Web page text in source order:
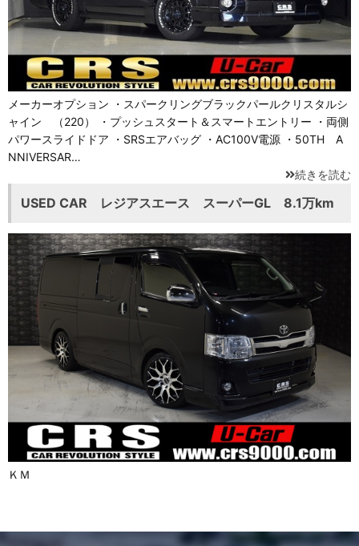
メーカーオプション ・スパークリングブラックパールクリスタルシ
ャイン （220） ・プッシュスタート＆スマートエントリー ・両側
パワースライドドア ・SRSエアバッグ ・AC100V電源 ・50TH A
NNIVERSAR…
続きを読む
USED CAR レジアスエース スーパーGL 8.1万km
ＫＭ